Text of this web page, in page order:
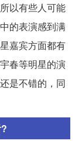
以有些人可能
的表演感到满
嘉宾方面都有
春等明星的演
是不错的，同